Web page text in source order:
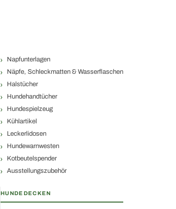
Napfunterlagen
Näpfe, Schleckmatten & Wasserflaschen
Halstücher
Hundehandtücher
Hundespielzeug
Kühlartikel
Leckerlidosen
Hundewarnwesten
Kotbeutelspender
Ausstellungszubehör
HUNDEDECKEN